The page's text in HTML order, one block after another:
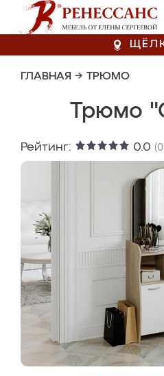
ГЛАВНАЯ → ТРЮМО
Трюмо
Рейтинг: 0.0 (0